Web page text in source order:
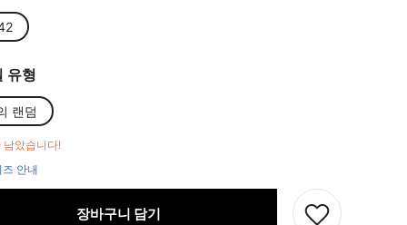
유형
랜덤
남았습니다!
안내
장바구니 담기